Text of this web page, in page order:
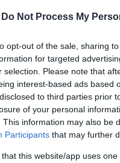
Do Not Process My
opt-out of the sale, sharing
for targeted
selection. Please note that
interest-based ads based
to third parties prior
of your personal
This information may also be
Participants that may further
that this website/app uses
akár kínainak is).
kultúrának. A töltött
felmérések szerint
a magyarok szintén